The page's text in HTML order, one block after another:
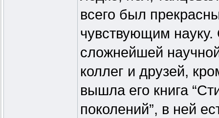
всего был
чувствующим
сложнейшей
коллег и друзей,
вышла его книга
поколений”, в ней